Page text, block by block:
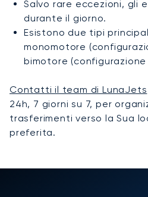
Salvo rare eccezioni, gli
durante il giorno.
Esistono due tipi
monomotore
bimotore (configurazione
Contatti il team di LunaJets
24h, 7 giorni su 7, per
trasferimenti verso la Sua
preferita.